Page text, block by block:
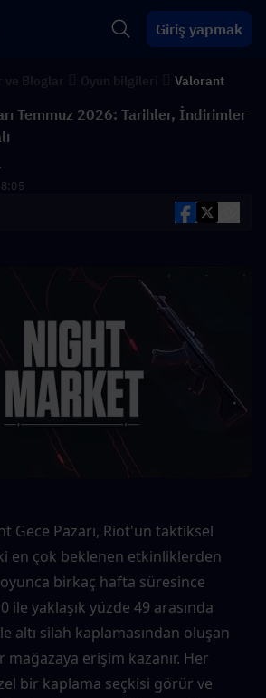
Giriş yapmak
Valorant
Temmuz 2026: Tarihler, İndirimler
Gece Pazarı, Riot'un taktiksel
en çok beklenen etkinliklerden
birkaç hafta süresince
ile yaklaşık yüzde 49 arasında
altı silah kaplamasından oluşan
erişim kazanır. Her
bir kaplama seçkisi görür ve